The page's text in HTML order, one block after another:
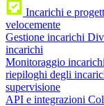
Incarichi e
velocemente
Gestione incarichi
incarichi
Monitoraggio incarichi
riepiloghi degli
supervisione
API e integrazioni